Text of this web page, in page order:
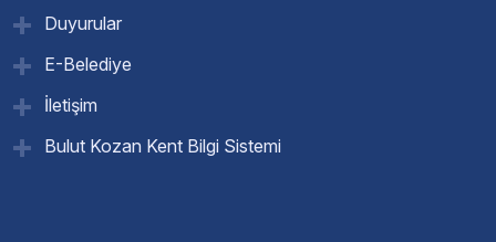
Duyurular
E-Belediye
İletişim
Bulut Kozan Kent Bilgi Sistemi